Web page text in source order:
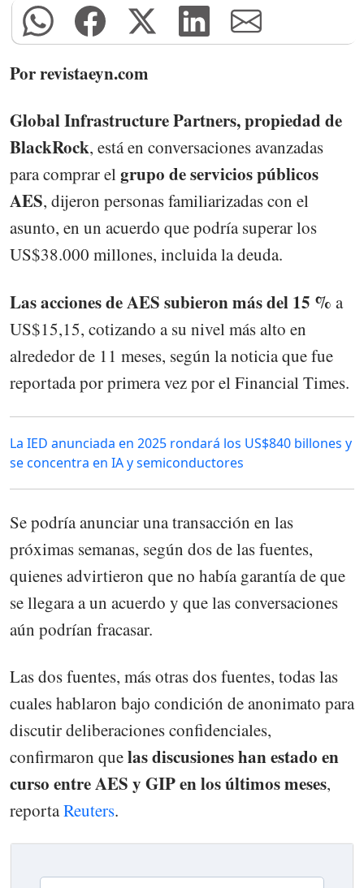
Por revistaeyn.com
Global Infrastructure Partners, propiedad de
BlackRock, está en conversaciones avanzadas
para comprar elgrupo de servicios públicos
AES, dijeron personas familiarizadas con el
asunto, en un acuerdo que podría superar los
US$38.000 millones, incluida la deuda.
Las acciones de AES subieron más del 15 % a
US$15,15, cotizando a su nivel más alto en
alrededor de 11 meses, según la noticia que fue
reportada por primera vez por el Financial Times.
La IED anunciada en 2025 rondará los US$840 billones y
se concentra en IA y semiconductores
Se podría anunciar una transacción en las
próximas semanas, según dos de las fuentes,
quienes advirtieron que no había garantía de que
se llegara a un acuerdo y que las conversaciones
aún podrían fracasar.
Las dos fuentes, más otras dos fuentes, todas las
cuales hablaron bajo condición de anonimato para
discutir deliberaciones confidenciales,
confirmaron quelas discusiones han estado en
curso entre AES y GIP en los últimos meses,
reportaReuters.